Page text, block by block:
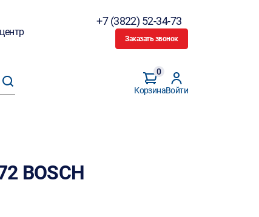
+7 (3822) 52-34-73
Заказать звонок
Корзина
0
Войти
BOSCH